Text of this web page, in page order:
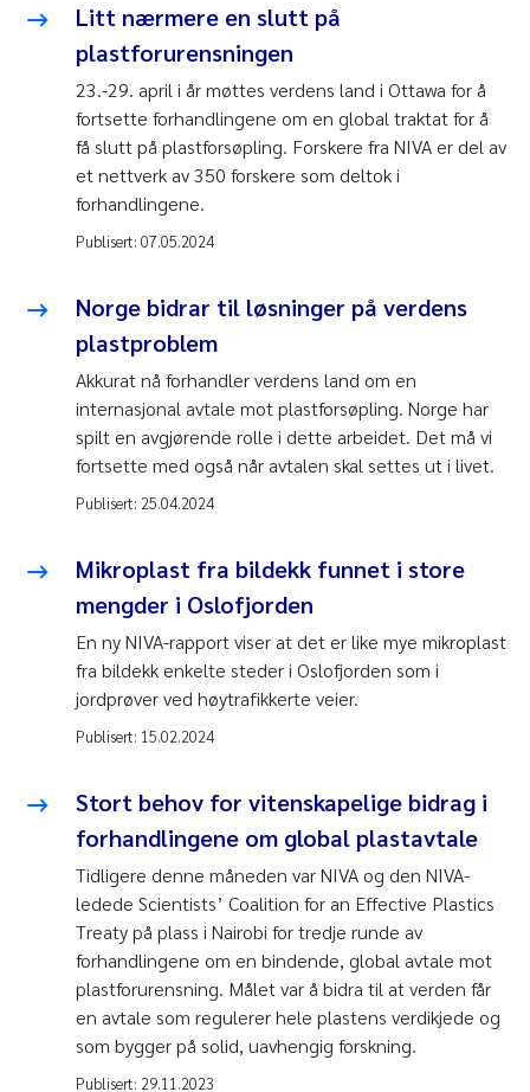
Litt nærmere en slutt på
plastforurensningen
23.-29. april i år møttes verdens land i Ottawa for å
fortsette forhandlingene om en global traktat for å
få slutt på plastforsøpling. Forskere fra NIVA er del av
et nettverk av 350 forskere som deltok i
forhandlingene.
Publisert: 07.05.2024
Norge bidrar til løsninger på verdens
plastproblem
Akkurat nå forhandler verdens land om en
internasjonal avtale mot plastforsøpling. Norge har
spilt en avgjørende rolle i dette arbeidet. Det må vi
fortsette med også når avtalen skal settes ut i livet.
Publisert: 25.04.2024
Mikroplast fra bildekk funnet i store
mengder i Oslofjorden
En ny NIVA-rapport viser at det er like mye mikroplast
fra bildekk enkelte steder i Oslofjorden som i
jordprøver ved høytrafikkerte veier.
Publisert: 15.02.2024
Stort behov for vitenskapelige bidrag i
forhandlingene om global plastavtale
Tidligere denne måneden var NIVA og den NIVA-
ledede Scientists’ Coalition for an Effective Plastics
Treaty på plass i Nairobi for tredje runde av
forhandlingene om en bindende, global avtale mot
plastforurensning. Målet var å bidra til at verden får
en avtale som regulerer hele plastens verdikjede og
som bygger på solid, uavhengig forskning.
Publisert: 29.11.2023